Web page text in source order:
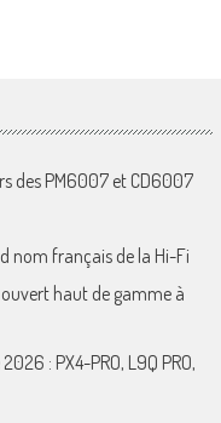
des PM6007 et CD6007
nom français de la Hi-Fi
ouvert haut de gamme à
: PX4-PRO, L9Q PRO,